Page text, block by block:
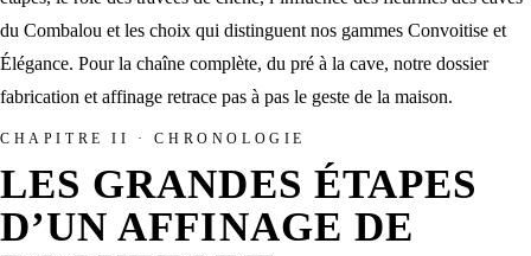
du Combalou et les choix qui distinguent nos gammes Convoitise et
Élégance. Pour la chaîne complète, du pré à la cave, notre dossier
fabrication et affinage retrace pas à pas le geste de la maison.
CHAPITRE II · CHRONOLOGIE
LES GRANDES ÉTAPES
D’UN AFFINAGE DE